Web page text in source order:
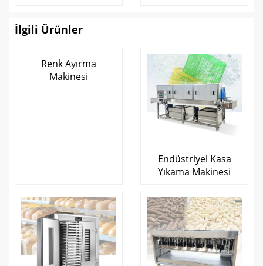
İlgili Ürünler
Renk Ayırma
Makinesi
Endüstriyel Kasa
Yıkama Makinesi